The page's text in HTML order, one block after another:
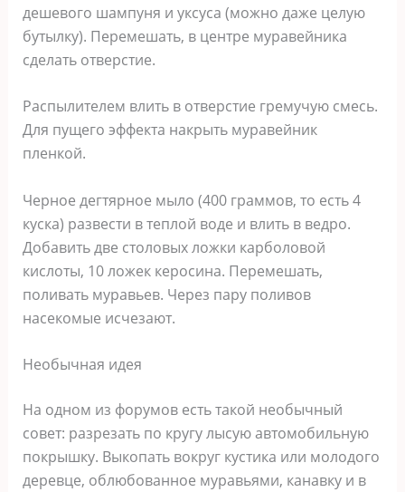
дешевого шампуня и уксуса (можно даже целую
бутылку). Перемешать, в центре муравейника
сделать отверстие.
Распылителем влить в отверстие гремучую смесь.
Для пущего эффекта накрыть муравейник
пленкой.
Черное дегтярное мыло (400 граммов, то есть 4
куска) развести в теплой воде и влить в ведро.
Добавить две столовых ложки карболовой
кислоты, 10 ложек керосина. Перемешать,
поливать муравьев. Через пару поливов
насекомые исчезают.
Необычная идея
На одном из форумов есть такой необычный
совет: разрезать по кругу лысую автомобильную
покрышку. Выкопать вокруг кустика или молодого
деревце, облюбованное муравьями, канавку и в